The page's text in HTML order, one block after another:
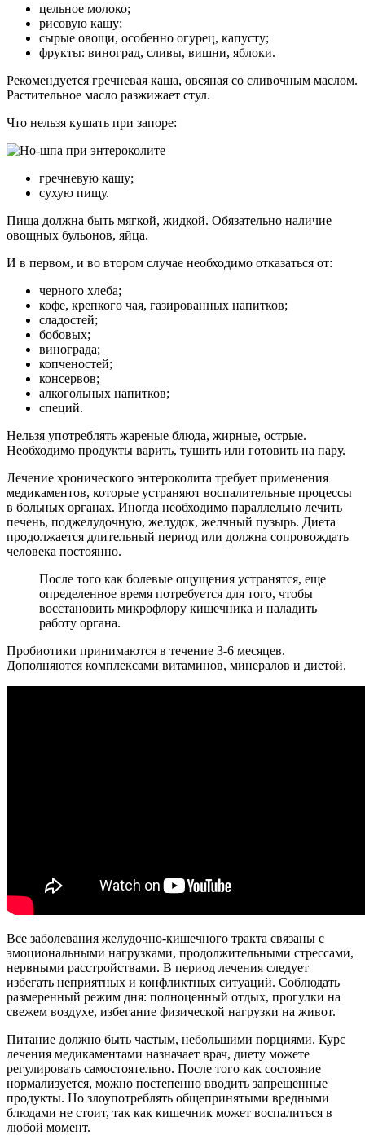
цельное молоко;
рисовую кашу;
сырые овощи, особенно огурец, капусту;
фрукты: виноград, сливы, вишни, яблоки.
Рекомендуется гречневая каша, овсяная со сливочным маслом.
Растительное масло разжижает стул.
Что нельзя кушать при запоре:
гречневую кашу;
сухую пищу.
Пища должна быть мягкой, жидкой. Обязательно наличие
овощных бульонов, яйца.
И в первом, и во втором случае необходимо отказаться от:
черного хлеба;
кофе, крепкого чая, газированных напитков;
сладостей;
бобовых;
винограда;
копченостей;
консервов;
алкогольных напитков;
специй.
Нельзя употреблять жареные блюда, жирные, острые.
Необходимо продукты варить, тушить или готовить на пару.
Лечение хронического энтероколита требует применения
медикаментов, которые устраняют воспалительные процессы
в больных органах. Иногда необходимо параллельно лечить
печень, поджелудочную, желудок, желчный пузырь. Диета
продолжается длительный период или должна сопровождать
человека постоянно.
После того как болевые ощущения устранятся, еще
определенное время потребуется для того, чтобы
восстановить микрофлору кишечника и наладить
работу органа.
Пробиотики принимаются в течение 3-6 месяцев.
Дополняются комплексами витаминов, минералов и диетой.
Все заболевания желудочно-кишечного тракта связаны с
эмоциональными нагрузками, продолжительными стрессами,
нервными расстройствами. В период лечения следует
избегать неприятных и конфликтных ситуаций. Соблюдать
размеренный режим дня: полноценный отдых, прогулки на
свежем воздухе, избегание физической нагрузки на живот.
Питание должно быть частым, небольшими порциями. Курс
лечения медикаментами назначает врач, диету можете
регулировать самостоятельно. После того как состояние
нормализуется, можно постепенно вводить запрещенные
продукты. Но злоупотреблять общепринятыми вредными
блюдами не стоит, так как кишечник может воспалиться в
любой момент.